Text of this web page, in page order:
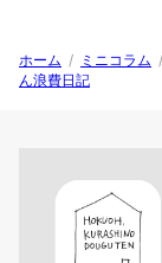
ホーム / ミニコラム /
ん浪費日記